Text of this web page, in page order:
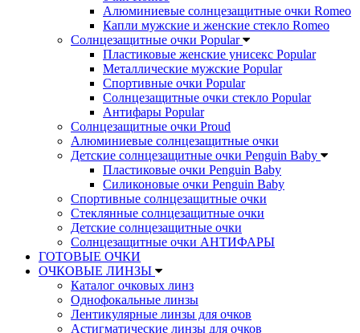
Алюминиевые солнцезащитные очки Romeo
Капли мужские и женские стекло Romeo
Солнцезащитные очки Popular
Пластиковые женские унисекс Popular
Металлические мужские Popular
Спортивные очки Popular
Солнцезащитные очки стекло Popular
Aнтифары Popular
Солнцезащитные очки Proud
Алюминиевые солнцезащитные очки
Детские солнцезащитные очки Penguin Baby
Пластиковые очки Penguin Baby
Силиконовые очки Penguin Baby
Спортивные солнцезащитные очки
Стеклянные солнцезащитные очки
Детские солнцезащитные очки
Солнцезащитные очки АНТИФАРЫ
ГОТОВЫЕ ОЧКИ
ОЧКОВЫЕ ЛИНЗЫ
Каталог очковых линз
Однофокальные линзы
Лентикулярные линзы для очков
Астигматические линзы для очков